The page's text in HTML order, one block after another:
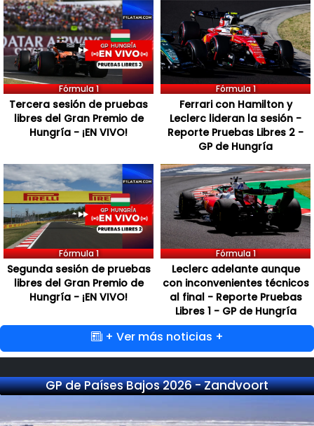
Fórmula 1
Tercera sesión de pruebas
libres del Gran Premio de
Hungría - ¡EN VIVO!
Fórmula 1
Ferrari con Hamilton y
Leclerc lideran la sesión -
Reporte Pruebas Libres 2 -
GP de Hungría
Fórmula 1
Segunda sesión de pruebas
libres del Gran Premio de
Hungría - ¡EN VIVO!
Fórmula 1
Leclerc adelante aunque
con inconvenientes técnicos
al final - Reporte Pruebas
Libres 1 - GP de Hungría
+ Ver más noticias +
GP de Países Bajos 2026 - Zandvoort